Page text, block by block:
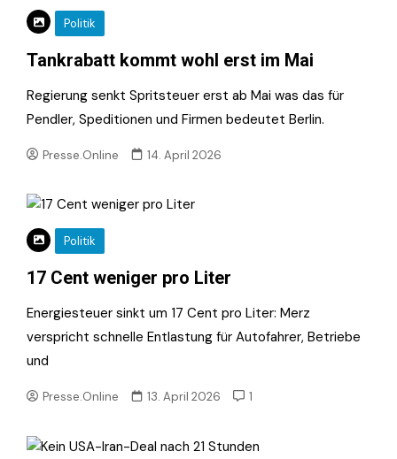
Politik
Tankrabatt kommt wohl erst im Mai
Regierung senkt Spritsteuer erst ab Mai was das für
Pendler, Speditionen und Firmen bedeutet Berlin.
Presse.Online 14. April 2026
Politik
17 Cent weniger pro Liter
Energiesteuer sinkt um 17 Cent pro Liter: Merz
verspricht schnelle Entlastung für Autofahrer, Betriebe
und
Presse.Online 13. April 2026 1